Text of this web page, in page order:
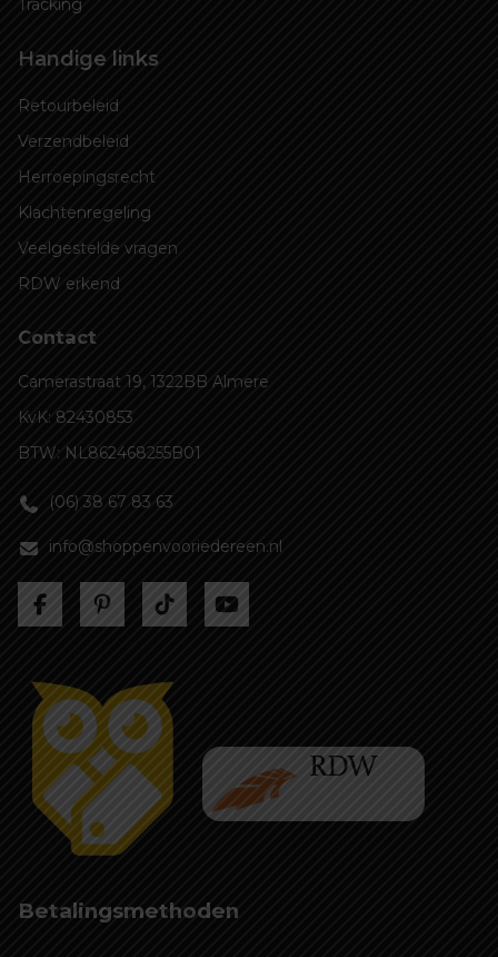
Tracking
Handige links
Retourbeleid
Verzendbeleid
Herroepingsrecht
Klachtenregeling
Veelgestelde vragen
RDW erkend
Contact
Camerastraat 19, 1322BB Almere
KvK: 82430853
BTW: NL862468255B01
(06) 38 67 83 63
info@shoppenvooriedereen.nl
Betalingsmethoden